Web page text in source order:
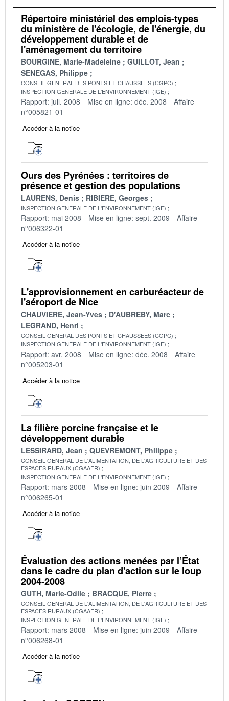
Répertoire ministériel des emplois-types
du ministère de l'écologie, de l'énergie, du
développement durable et de
l'aménagement du territoire
BOURGINE, Marie-Madeleine
GUILLOT, Jean
SENEGAS, Philippe
CONSEIL GENERAL DES PONTS ET CHAUSSEES (CGPC)
INSPECTION GENERALE DE L'ENVIRONNEMENT (IGE)
Rapport: juil. 2008 Mise en ligne: déc. 2008
Affaire
n°005821-01
Accéder à la notice
Ours des Pyrénées : territoires de
présence et gestion des populations
LAURENS, Denis RIBIERE, Georges
INSPECTION GENERALE DE L'ENVIRONNEMENT (IGE)
Rapport: mai 2008 Mise en ligne: sept. 2009
Affaire
n°006322-01
Accéder à la notice
L'approvisionnement en carburéacteur de
l'aéroport de Nice
CHAUVIERE, Jean-Yves
D'AUBREBY, Marc
LEGRAND, Henri
CONSEIL GENERAL DES PONTS ET CHAUSSEES (CGPC)
INSPECTION GENERALE DE L'ENVIRONNEMENT (IGE)
Rapport: avr. 2008 Mise en ligne: déc. 2008
Affaire
n°005203-01
Accéder à la notice
La filière porcine française et le
développement durable
LESSIRARD, Jean QUEVREMONT, Philippe
CONSEIL GENERAL DE L'ALIMENTATION, DE L'AGRICULTURE ET DES
ESPACES RURAUX (CGAAER)
INSPECTION GENERALE DE L'ENVIRONNEMENT (IGE)
Rapport: mars 2008 Mise en ligne: juin 2009
Affaire
n°006265-01
Accéder à la notice
Évaluation des actions menées par l’État
dans le cadre du plan d'action sur le loup
2004-2008
GUTH, Marie-Odile BRACQUE, Pierre
CONSEIL GENERAL DE L'ALIMENTATION, DE L'AGRICULTURE ET DES
ESPACES RURAUX (CGAAER)
INSPECTION GENERALE DE L'ENVIRONNEMENT (IGE)
Rapport: mars 2008 Mise en ligne: juin 2009
Affaire
n°006268-01
Accéder à la notice